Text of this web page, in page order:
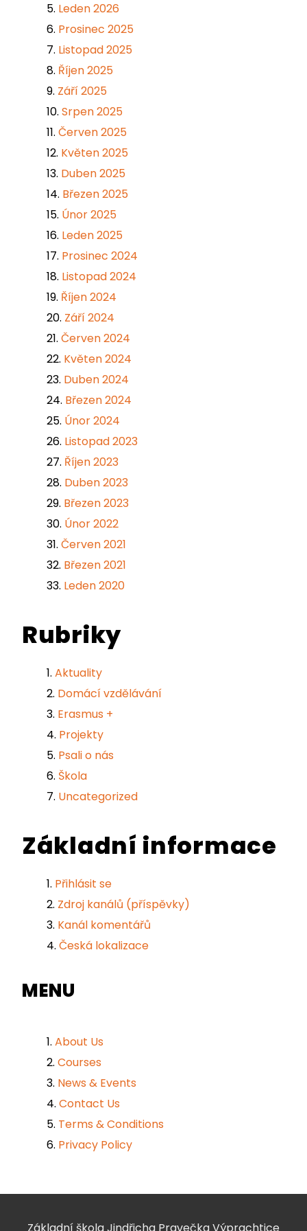
Leden 2026
Prosinec 2025
Listopad 2025
Říjen 2025
Září 2025
Srpen 2025
Červen 2025
Květen 2025
Duben 2025
Březen 2025
Únor 2025
Leden 2025
Prosinec 2024
Listopad 2024
Říjen 2024
Září 2024
Červen 2024
Květen 2024
Duben 2024
Březen 2024
Únor 2024
Listopad 2023
Říjen 2023
Duben 2023
Březen 2023
Únor 2022
Červen 2021
Březen 2021
Leden 2020
Rubriky
Aktuality
Domácí vzdělávání
Erasmus +
Projekty
Psali o nás
Škola
Uncategorized
Základní informace
Přihlásit se
Zdroj kanálů (příspěvky)
Kanál komentářů
Česká lokalizace
MENU
About Us
Courses
News & Events
Contact Us
Terms & Conditions
Privacy Policy